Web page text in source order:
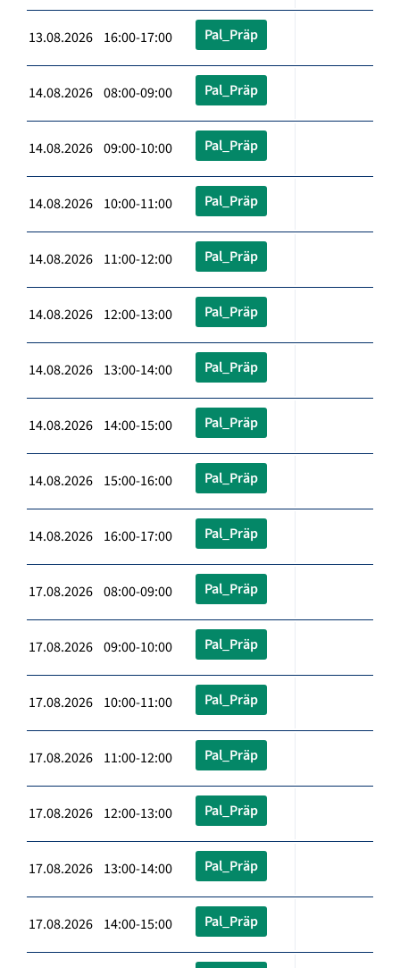
13.08.2026 16:00-17:00 Pal_Präp
14.08.2026 08:00-09:00 Pal_Präp
14.08.2026 09:00-10:00 Pal_Präp
14.08.2026 10:00-11:00 Pal_Präp
14.08.2026 11:00-12:00 Pal_Präp
14.08.2026 12:00-13:00 Pal_Präp
14.08.2026 13:00-14:00 Pal_Präp
14.08.2026 14:00-15:00 Pal_Präp
14.08.2026 15:00-16:00 Pal_Präp
14.08.2026 16:00-17:00 Pal_Präp
17.08.2026 08:00-09:00 Pal_Präp
17.08.2026 09:00-10:00 Pal_Präp
17.08.2026 10:00-11:00 Pal_Präp
17.08.2026 11:00-12:00 Pal_Präp
17.08.2026 12:00-13:00 Pal_Präp
17.08.2026 13:00-14:00 Pal_Präp
17.08.2026 14:00-15:00 Pal_Präp